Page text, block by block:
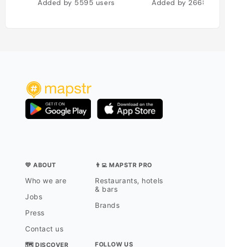
Added by 5595 users Added by2668
💛 ABOUT
Who we are
Jobs
Press
Contact us
👨‍💻 MAPSTR PRO
Restaurants, hotels
& bars
Brands
🗺 DISCOVER FOLLOW US